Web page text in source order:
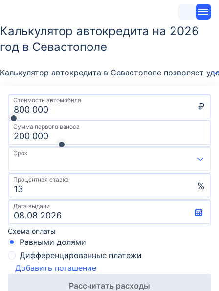
Калькулятор автокредита на 2026
год в Севастополе
Калькулятор автокредита в Севастополе позволяет
Стоимость автомобиля
₽
Сумма первого взноса
Срок
Процентная ставка
%
Дата выдачи
Схема оплаты
Равными долями
Дифференцированные платежи
Добавить погашение
Рассчитать расходы